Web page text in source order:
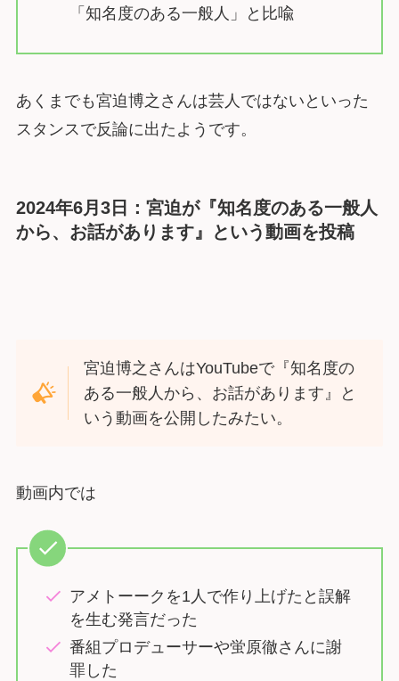
「知名度のある一般人」と比喩
あくまでも宮迫博之さんは芸人ではないといった
スタンスで反論に出たようです。
2024年6月3日：宮迫が『知名度のある一般人
から、お話があります』という動画を投稿
宮迫博之さんはYouTubeで『知名度の
ある一般人から、お話があります』と
いう動画を公開したみたい。
動画内では
アメトーークを1人で作り上げたと誤解
を生む発言だった
番組プロデューサーや蛍原徹さんに謝
罪した